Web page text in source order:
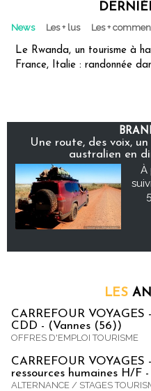
News Les + lus Les +
Le Rwanda, un tourisme à
France, Italie : randonnée
Une route, des voix,
australien en
À
LES
CARREFOUR VOYAGES
CDD - (Vannes (56))
OFFRES D'EMPLOI TOURISME
CARREFOUR
ressources humaines H/F
ALTERNANCE / STAGES